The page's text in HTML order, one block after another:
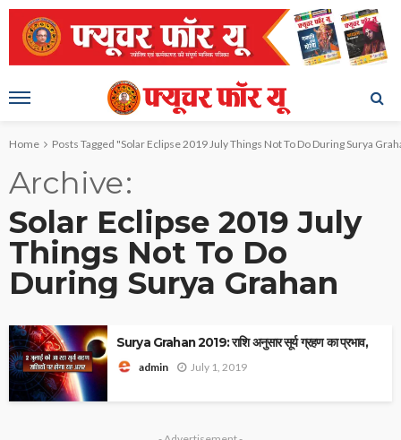
Home Posts Tagged "Solar Eclipse 2019 July Things Not To Do During Surya
Archive
Solar Eclipse 2019 July
Things Not To Do
During Surya Grahan
Surya Grahan 2019: राशि अनुसार सूर्य ग्रहण का प्रभाव,
admin July 1, 2019